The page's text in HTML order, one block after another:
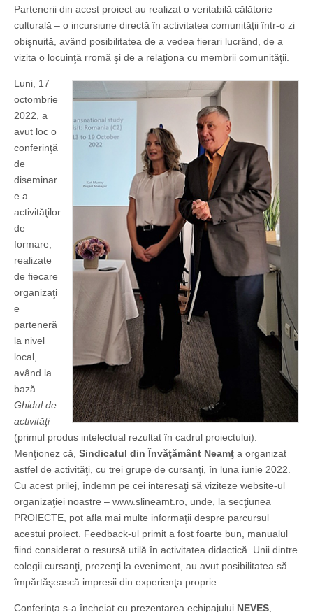
Partenerii din acest proiect au realizat o veritabilă călătorie
culturală – o incursiune directă în activitatea comunităţii într-o zi
obişnuită, având posibilitatea de a vedea fierari lucrând, de a
vizita o locuinţă rromă şi de a relaţiona cu membrii comunităţii.
Luni, 17
octombrie
2022, a
avut loc o
conferinţă
de
diseminar
e a
activităţilor
de
formare,
realizate
de fiecare
organizaţi
e
parteneră
la nivel
local,
având la
bază
Ghidul de
activităţi
(primul produs intelectual rezultat în cadrul proiectului).
Menţionez că, Sindicatul din Învăţământ Neamţ a organizat
astfel de activităţi, cu trei grupe de cursanţi, în luna iunie 2022.
Cu acest prilej, îndemn pe cei interesaţi să viziteze website-ul
organizaţiei noastre – www.slineamt.ro, unde, la secţiunea
PROIECTE, pot afla mai multe informaţii despre parcursul
acestui proiect. Feedback-ul primit a fost foarte bun, manualul
fiind considerat o resursă utilă în activitatea didactică. Unii dintre
colegii cursanţi, prezenţi la eveniment, au avut posibilitatea să
împărtăşească impresii din experienţa proprie.
Conferinţa s-a încheiat cu prezentarea echipajului NEVES,